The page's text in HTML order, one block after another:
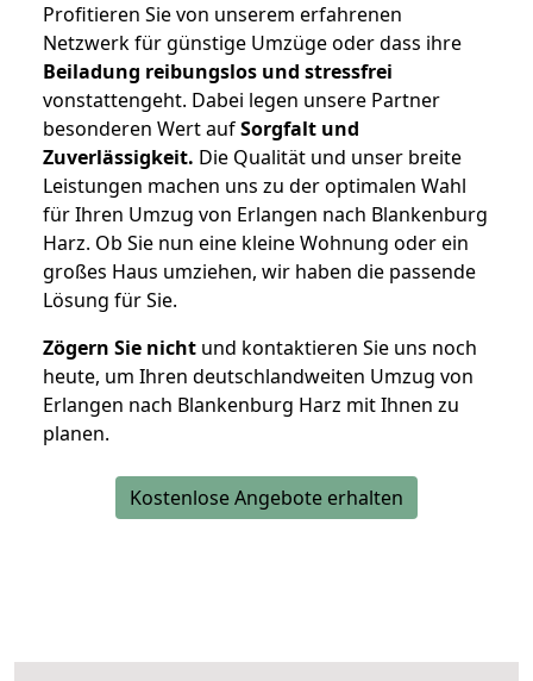
Profitieren Sie von unserem erfahrenen
Netzwerk für günstige Umzüge oder dass ihre
Beiladung reibungslos und stressfrei
vonstattengeht. Dabei legen unsere Partner
besonderen Wert aufSorgfalt und
Zuverlässigkeit. Die Qualität und unser breite
Leistungen machen uns zu der optimalen Wahl
für Ihren Umzug von Erlangen nach Blankenburg
Harz. Ob Sie nun eine kleine Wohnung oder ein
großes Haus umziehen, wir haben die passende
Lösung für Sie.
Zögern Sie nicht und kontaktieren Sie uns noch
heute, um Ihren deutschlandweiten Umzug von
Erlangen nach Blankenburg Harz mit Ihnen zu
planen.
Kostenlose Angebote erhalten